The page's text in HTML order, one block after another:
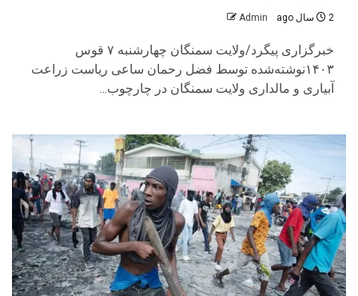
2 سال ago Admin
خبرگزاری پیگرد/ولایت سمنگان چهارشنبه ۷ قوس
۱۴۰۳نوشته‌شده توسط فضل رحمان ساعی ریاست زراعت
آبیاری و مالداری ولایت سمنگان در چارچوب...